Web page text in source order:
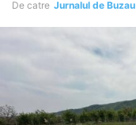
De catre Jurnalul de Buzau